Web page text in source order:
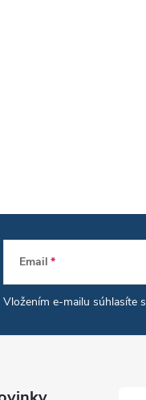
Email
Vložením e-mailu súhlasíte s